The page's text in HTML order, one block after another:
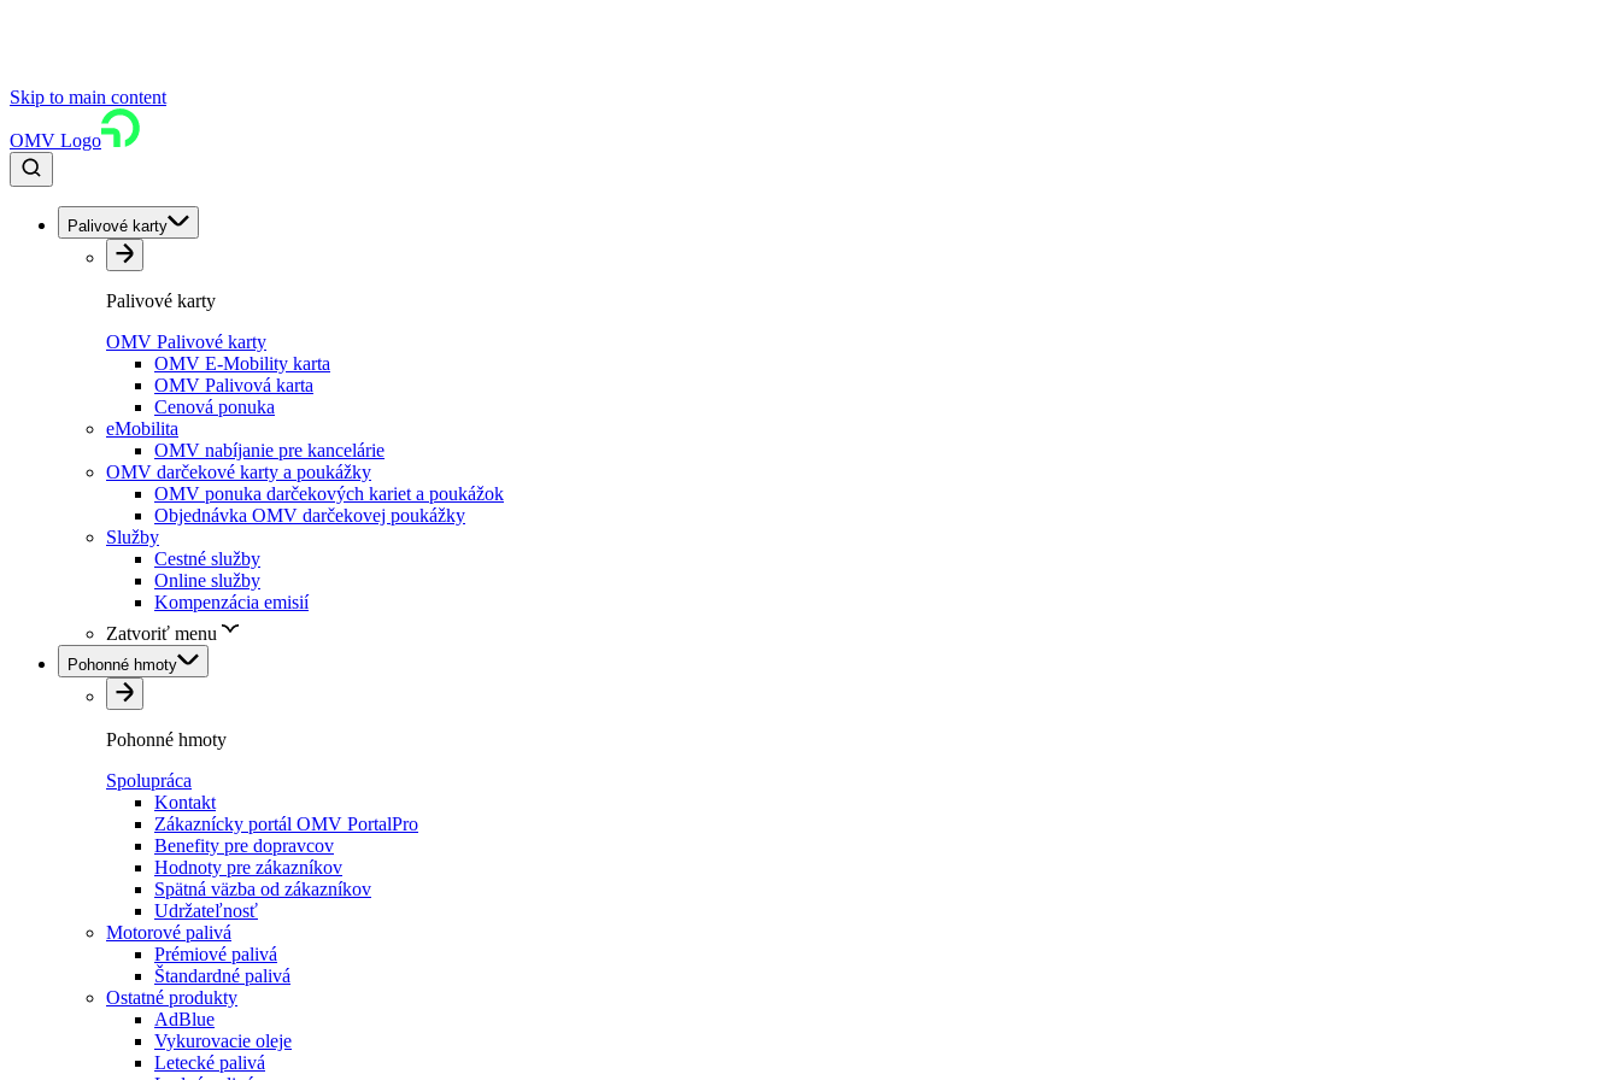
Skip to main content
OMV Logo
Palivové karty
Palivové karty
OMV Palivové karty
OMV E-Mobility karta
OMV Palivová karta
Cenová ponuka
eMobilita
OMV nabíjanie pre kancelárie
OMV darčekové karty a poukážky
OMV ponuka darčekových kariet a poukážok
Objednávka OMV darčekovej poukážky
Služby
Cestné služby
Online služby
Kompenzácia emisií
Zatvoriť menu
Pohonné hmoty
Pohonné hmoty
Spolupráca
Kontakt
Zákaznícky portál OMV PortalPro
Benefity pre dopravcov
Hodnoty pre zákazníkov
Spätná väzba od zákazníkov
Udržateľnosť
Motorové palivá
Prémiové palivá
Štandardné palivá
Ostatné produkty
AdBlue
Vykurovacie oleje
Letecké palivá